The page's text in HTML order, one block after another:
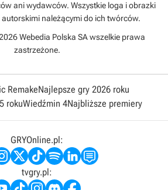
ani wydawców. Wszystkie loga i obrazki
należącymi do ich twórców.
Webedia Polska SA wszelkie prawa
zastrzeżone.
RemakeNajlepsze gry 2026 roku
rokuWiedźmin 4Najbliższe premiery
GRYOnline.pl:
tvgry.pl: